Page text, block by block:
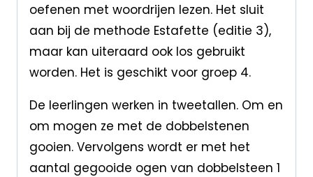
oefenen met woordrijen lezen. Het sluit
aan bij de methode Estafette (editie 3),
maar kan uiteraard ook los gebruikt
worden. Het is geschikt voor groep 4.
De leerlingen werken in tweetallen. Om en
om mogen ze met de dobbelstenen
gooien. Vervolgens wordt er met het
aantal gegooide ogen van dobbelsteen 1